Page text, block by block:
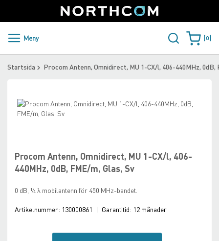
to
Content
Sweden
PRODUKTER OCH LÖSNINGAR
ÅTERFÖRSÄLJARE
LADDA NER
Meny Varukorgen
0
Startsida Procom Antenn, Omnidirect, MU 1-CX/l, 406-440MHz, 0dB,
Procom Antenn, Omnidirect, MU 1-CX/l, 406-
440MHz, 0dB, FME/m, Glas, Sv
0 dB, ¼ λ mobilantenn för 450 MHz-bandet.
Artikelnummer: 130000861 | Garantitid: 12 månader
Skip
to
the
images
gallery
beginning
of
the
gallery